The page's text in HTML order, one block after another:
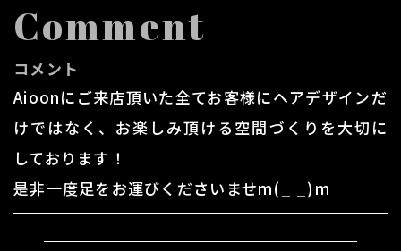
Comment
コメント
Aioonにご来店頂いた全てお客様にヘアデザインだ
けではなく、お楽しみ頂ける空間づくりを大切に
しております！
​​​​​​​ 是非一度足をお運びくださいませm(_ _)m